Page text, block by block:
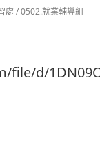
處 /0502.就業輔導組
d/